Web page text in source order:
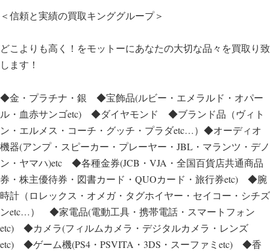
＜信頼と実績の買取キンググループ＞
どこよりも高く！をモットーにあなたの大切な品々を買取り致
します！
◆金・プラチナ・銀 ◆宝飾品(ルビー・エメラルド・オパー
ル・血赤サンゴetc) ◆ダイヤモンド ◆ブランド品（ヴィト
ン・エルメス・コーチ・グッチ・プラダetc…）◆オーディオ
機器(アンプ・スピーカー・プレーヤー・JBL・マランツ・デノ
ン・ヤマハ)etc ◆各種金券(JCB・VJA・全国百貨店共通商品
券・株主優待券・図書カード・QUOカード・旅行券etc) ◆腕
時計（ロレックス・オメガ・タグホイヤー・セイコー・シチズ
ンetc…） ◆家電品(電動工具・携帯電話・スマートフォン
etc) ◆カメラ(フィルムカメラ・デジタルカメラ・レンズ
etc) ◆ゲーム機(PS4・PSVITA・3DS・スーファミetc) ◆香